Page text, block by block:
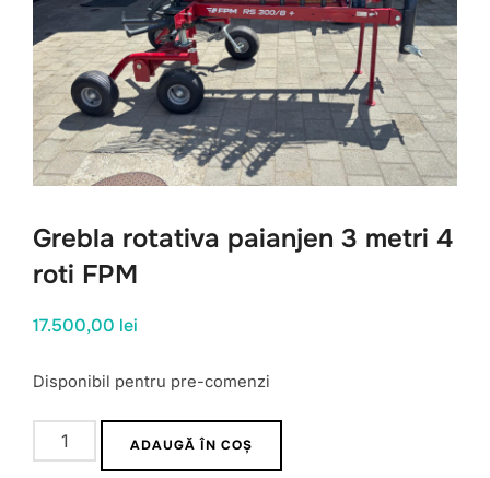
Grebla rotativa paianjen 3 metri 4
roti FPM
17.500,00 lei
Disponibil pentru pre-comenzi
Cantitate
Grebla
ADAUGĂ ÎN COȘ